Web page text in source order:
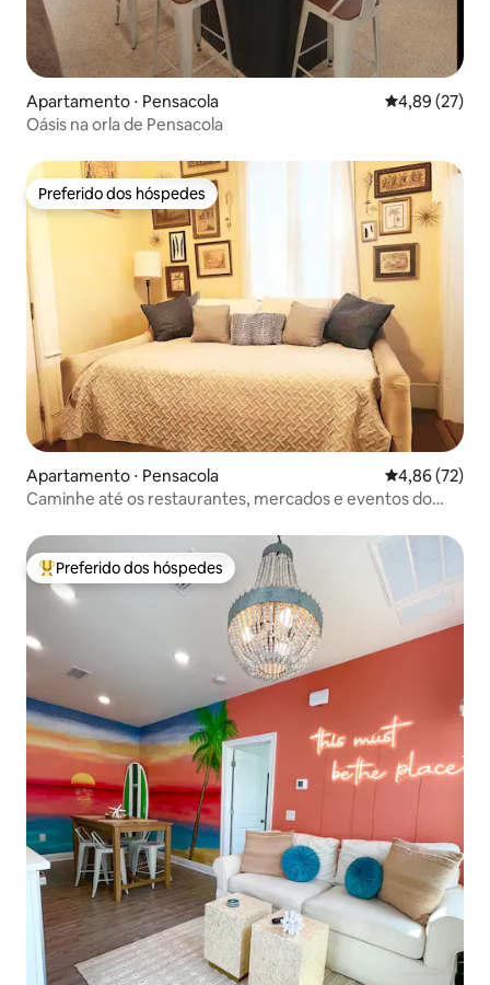
Apartamento ⋅ Pensacola 4,89 de uma
4,89 (27)
Oásis na orla de Pensacola
Preferido dos hóspedes
Preferido dos hóspedes
Apartamento ⋅ Pensacola 4,86 de uma
4,86 (72)
Caminhe até os restaurantes, mercados e eventos do
Entre os melhores preferidos dos hóspedes
Preferido dos hóspedes